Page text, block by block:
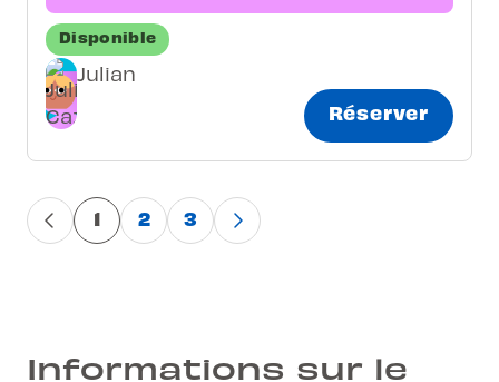
Disponible
Julian
Réserver
1 2 3
Informations sur le